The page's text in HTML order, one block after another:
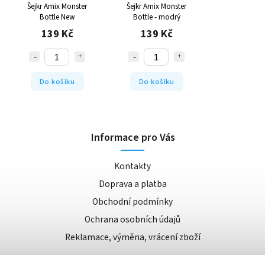
Šejkr Amix Monster
Bottle New
139 Kč
Do košíku
Šejkr Amix Monster
Bottle - modrý
139 Kč
Do košíku
Informace pro Vás
Kontakty
Doprava a platba
Obchodní podmínky
Ochrana osobních údajů
Reklamace, výměna, vrácení zboží